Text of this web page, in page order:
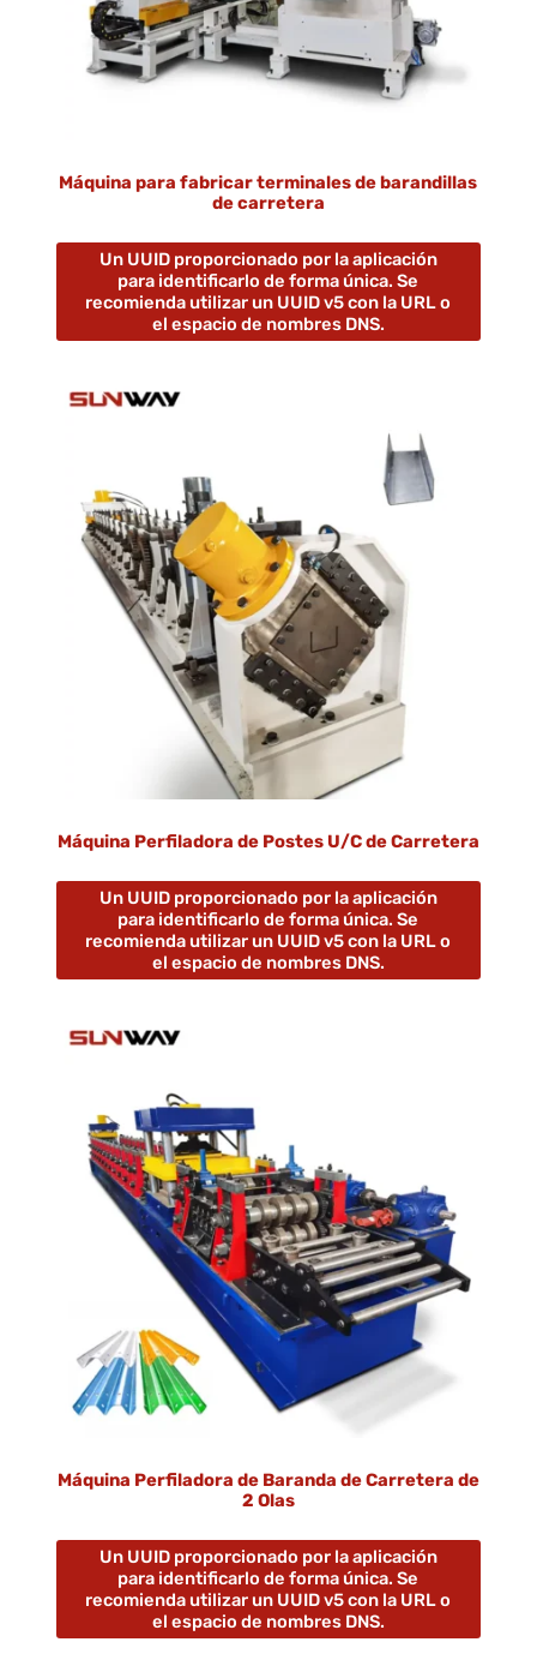
Máquina para fabricar terminales de barandillas
de carretera
Un UUID proporcionado por la aplicación
para identificarlo de forma única. Se
recomienda utilizar un UUID v5 con la URL o
el espacio de nombres DNS.
Máquina Perfiladora de Postes U/C de Carretera
Un UUID proporcionado por la aplicación
para identificarlo de forma única. Se
recomienda utilizar un UUID v5 con la URL o
el espacio de nombres DNS.
Máquina Perfiladora de Baranda de Carretera de
2 Olas
Un UUID proporcionado por la aplicación
para identificarlo de forma única. Se
recomienda utilizar un UUID v5 con la URL o
el espacio de nombres DNS.